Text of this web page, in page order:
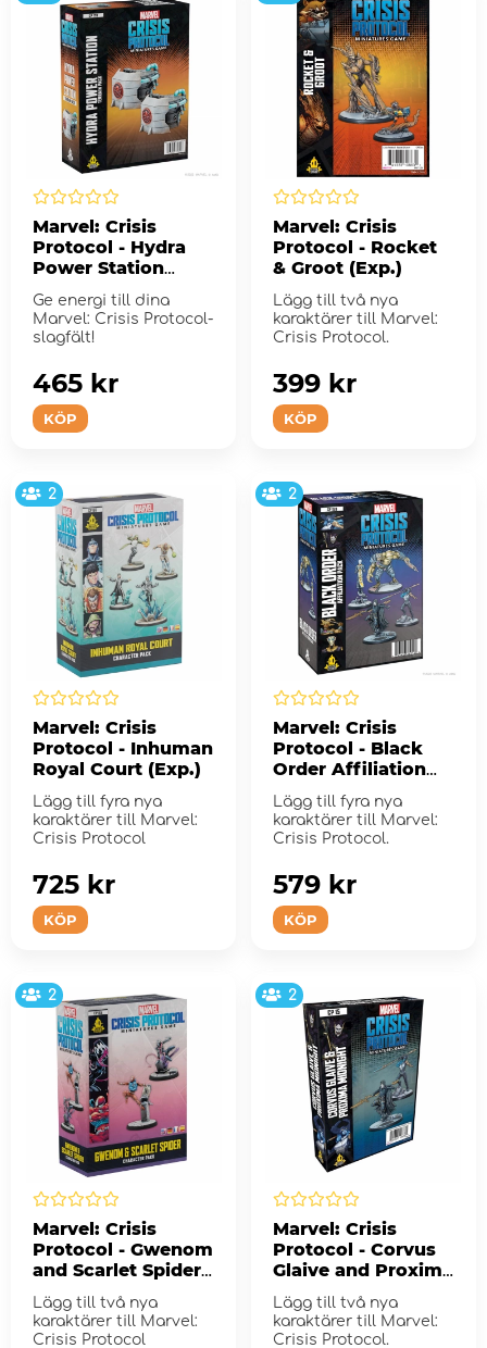
Marvel: Crisis
Protocol - Hydra
Power Station
Ge energi till dina
Marvel: Crisis Protocol-
slagfält!
KÖP
465 kr
Marvel: Crisis
Protocol - Rocket
& Groot (Exp.)
Lägg till två nya
karaktärer till Marvel:
Crisis Protocol.
KÖP
399 kr
2
Marvel: Crisis
Protocol - Inhuman
Royal Court (Exp.)
Lägg till fyra nya
karaktärer till Marvel:
Crisis Protocol
KÖP
725 kr
2
Marvel: Crisis
Protocol - Black
Order Affiliation
Pack (Exp.)
Lägg till fyra nya
karaktärer till Marvel:
Crisis Protocol.
KÖP
579 kr
2
Marvel: Crisis
Protocol - Gwenom
and Scarlet Spider
(Exp.)
Lägg till två nya
karaktärer till Marvel:
Crisis Protocol
2
Marvel: Crisis
Protocol - Corvus
Glaive and Proxima
Midnight (Exp.)
Lägg till två nya
karaktärer till Marvel:
Crisis Protocol.